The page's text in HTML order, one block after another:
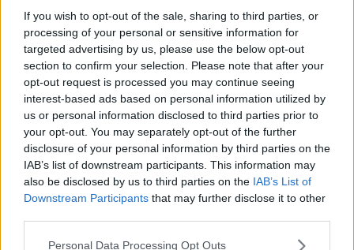
If you wish to opt-out of the sale, sharing to third parties, or
processing of your personal or sensitive information for
targeted advertising by us, please use the below opt-out
section to confirm your selection. Please note that after your
opt-out request is processed you may continue seeing
interest-based ads based on personal information utilized by
us or personal information disclosed to third parties prior to
your opt-out. You may separately opt-out of the further
disclosure of your personal information by third parties on the
IAB’s list of downstream participants. This information may
also be disclosed by us to third parties on the IAB’s List of
Downstream Participants that may further disclose it to other
Please note that this website/app uses one or more Google
Personal Data Processing Opt Outs
MOSCATO DI SARDEGNA SPUMANTE
Aree di produzione: Sardegna provincia
CA/OR/NU/SS – affinamento: fino a 2-3 anni –
caratteristiche: spumante – abbinamento
consigliato: DESSERT – colore: giallo
paglierino brillante – odore: delicato aromatico
tipico – vitigni: moscato bianco (100%) –
sapore: delicato fruttato tipico dolce –
gradazione alcolica minima 11,5°.
Articolo originale pubblicato il 27 febbraio 2012